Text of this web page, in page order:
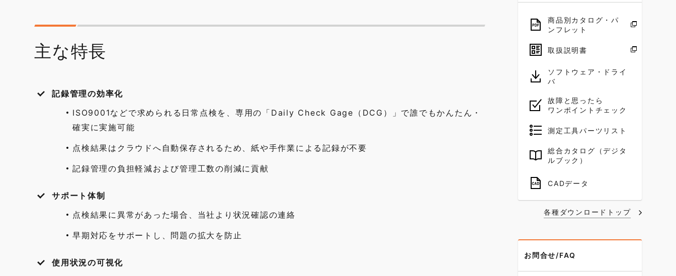
主な特長
記録管理の効率化
ISO9001などで求められる日常点検を、専用の「Daily Check Gage（DCG）」で誰でもかんたん・
確実に実施可能
点検結果はクラウドへ自動保存されるため、紙や手作業による記録が不要
記録管理の負担軽減および管理工数の削減に貢献
サポート体制
点検結果に異常があった場合、当社より状況確認の連絡
早期対応をサポートし、問題の拡大を防止
使用状況の可視化
商品別カタログ・パ
ンフレット
取扱説明書
ソフトウェア・ドライ
バ
故障と思ったら
ワンポイントチェック
測定工具パーツリスト
総合カタログ（デジタ
ルブック）
CADデータ
各種ダウンロードトップ
お問合せ/FAQ